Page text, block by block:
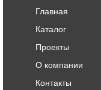
Главная
Каталог
Проекты
О компании
Контакты